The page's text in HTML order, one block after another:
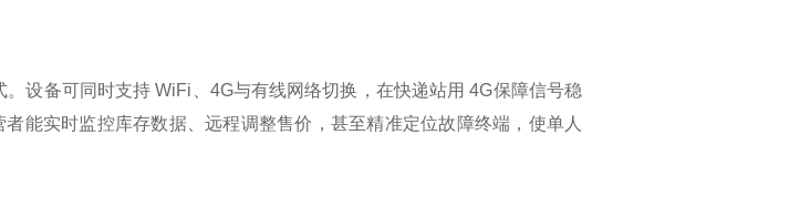
备可同时支持 WiFi、4G与有线网络切换，在快递站用 4G保障信号稳
能实时监控库存数据、远程调整售价，甚至精准定位故障终端，使单人